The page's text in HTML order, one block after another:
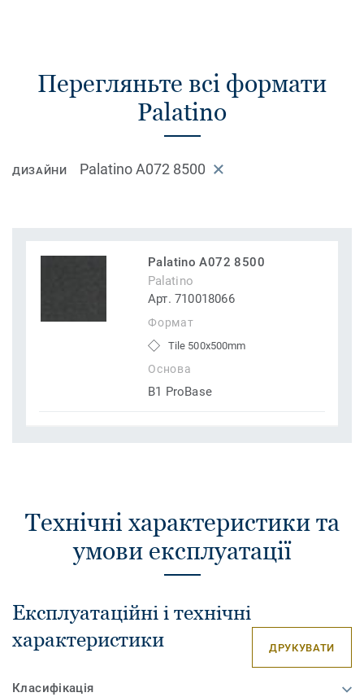
Перегляньте всі формати
Palatino
ДИЗАЙНИ Palatino A072 8500
Palatino A072 8500
Palatino
Арт. 710018066
Формат
Tile 500x500mm
Основа
B1 ProBase
Технічні характеристики та
умови експлуатації
Експлуатаційні і технічні
характеристики
ДРУКУВАТИ
Класифікація